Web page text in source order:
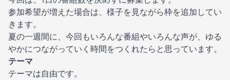
参加希望が増えた場合は、様子を見ながら枠を追加してい
きます。
夏の一週間に、今回もいろんな番組やいろんな声が、ゆる
やかにつながっていく時間をつくれたらと思っています。
テーマ
テーマは自由です。